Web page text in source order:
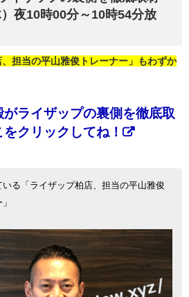
夜10時00分～10時54分放
担当の平山雅俊トレーナー」もわずか
がライザップの裏側を徹底取
クリックしてね！
いる「ライザップ柏店、担当の平山雅俊